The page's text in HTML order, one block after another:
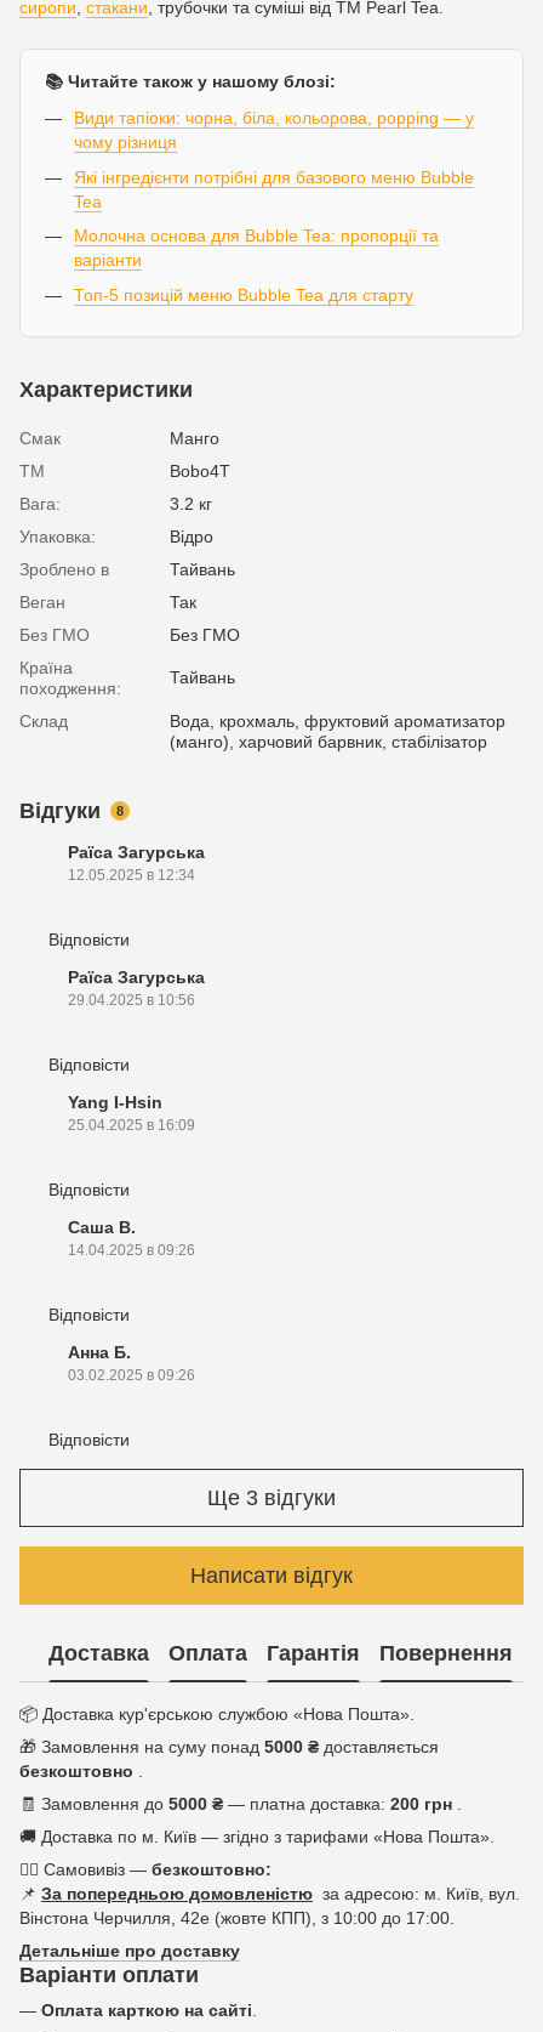
сиропи, стакани, трубочки та суміші від ТМ Pearl Tea.
📚 Читайте також у нашому блозі:
Види тапіоки: чорна, біла, кольорова, popping — у
чому різниця
Які інгредієнти потрібні для базового меню Bubble
Tea
Молочна основа для Bubble Tea: пропорції та
варіанти
Топ-5 позицій меню Bubble Tea для старту
Характеристики
Смак
Манго
ТМ
Bobo4T
Вага:
3.2 кг
Упаковка:
Відро
Зроблено в
Тайвань
Веган
Так
Без ГМО
Без ГМО
Країна
походження:
Тайвань
Склад
Вода, крохмаль, фруктовий ароматизатор
(манго), харчовий барвник, стабілізатор
Відгуки 8
Раїса Загурська
12.05.2025 в 12:34
Відповісти
Раїса Загурська
29.04.2025 в 10:56
Відповісти
Yang I-Hsin
25.04.2025 в 16:09
Відповісти
Саша В.
14.04.2025 в 09:26
Відповісти
Анна Б.
03.02.2025 в 09:26
Відповісти
Ще 3 відгуки
Написати відгук
Доставка Оплата Гарантія Повернення
📦 Доставка кур'єрською службою «Нова Пошта».
🎁 Замовлення на суму понад 5000 ₴ доставляється
безкоштовно
🧾 Замовлення до 5000 ₴ — платна доставка: 200 грн
🚚 Доставка по м. Київ — згідно з тарифами «Нова Пошта».
🚶‍♀️ Самовивіз — безкоштовно:
📌 За попередньою домовленістю за адресою: м. Київ, вул.
Вінстона Черчилля, 42е (жовте КПП), з 10:00 до 17:00.
Детальніше про доставку
Варіанти оплати
— Оплата карткою на сайті.